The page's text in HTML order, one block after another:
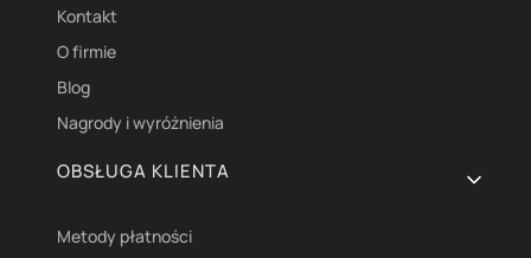
Kontakt
O firmie
Blog
Nagrody i wyróżnienia
OBSŁUGA KLIENTA
Metody płatności